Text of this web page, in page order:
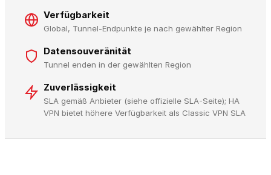
Verfügbarkeit
Global, Tunnel-Endpunkte je nach gewählter Region
Datensouveränität
Tunnel enden in der gewählten Region
Zuverlässigkeit
SLA gemäß Anbieter (siehe offizielle SLA-Seite); HA
VPN bietet höhere Verfügbarkeit als Classic VPN SLA